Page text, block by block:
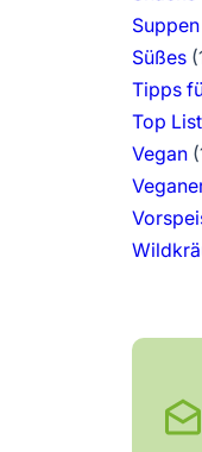
Suppen
Süßes
Tipps
Top
Vegan